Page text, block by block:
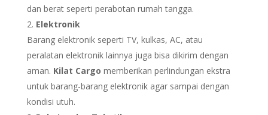
dan berat seperti perabotan rumah tangga.
Elektronik
Barang elektronik seperti TV, kulkas, AC, atau
peralatan elektronik lainnya juga bisa dikirim dengan
aman. Kilat Cargo memberikan perlindungan ekstra
untuk barang-barang elektronik agar sampai dengan
kondisi utuh.